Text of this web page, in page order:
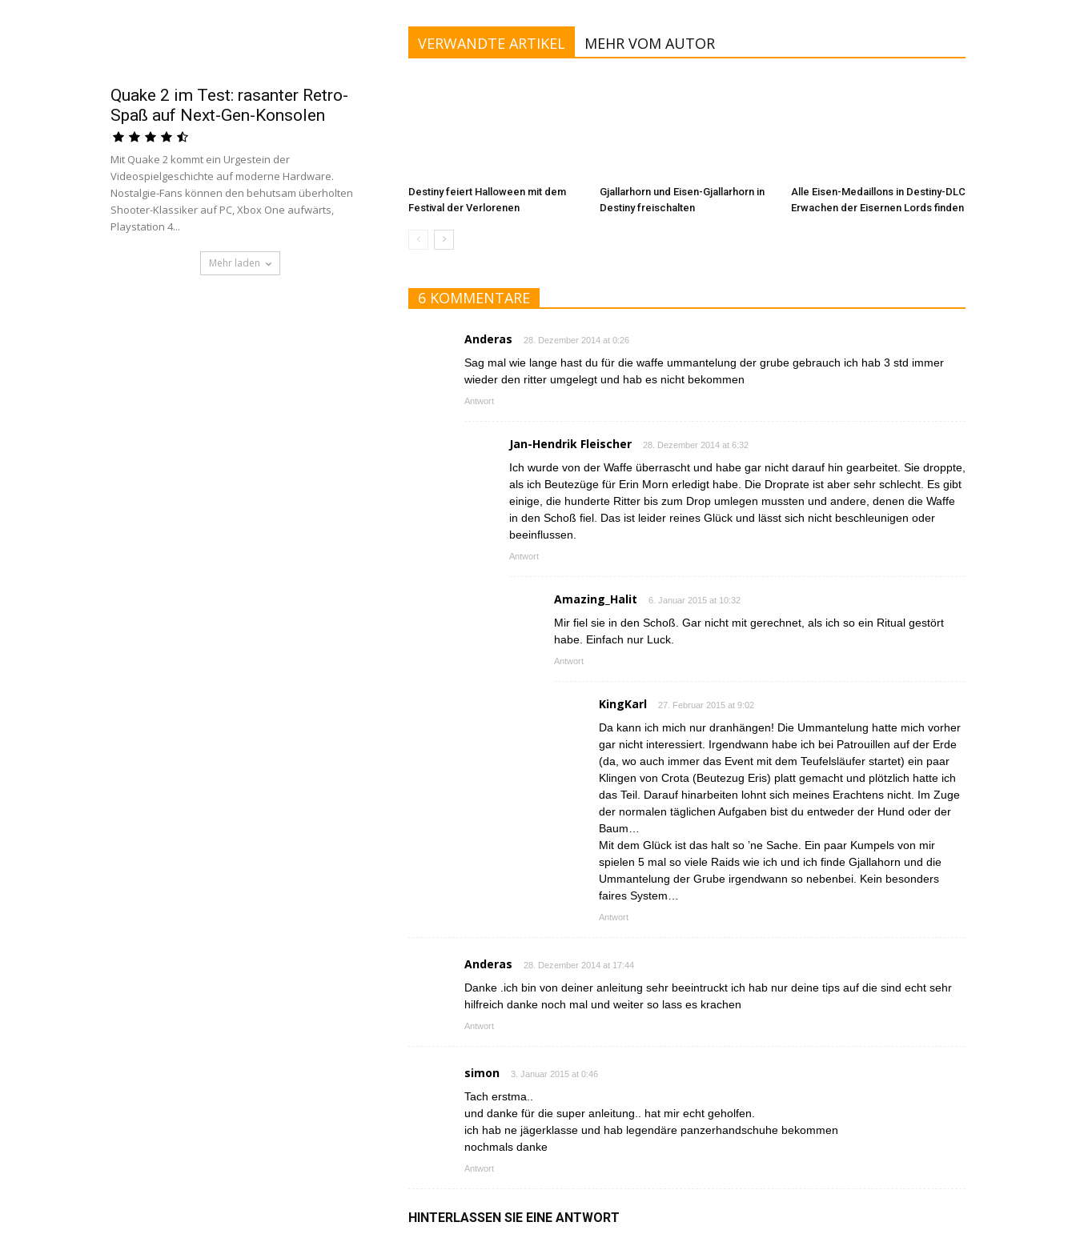
VERWANDTE ARTIKEL MEHR VOM AUTOR
Destiny feiert Halloween mit dem
Festival der Verlorenen
Gjallarhorn und Eisen-Gjallarhorn in
Destiny freischalten
Alle Eisen-Medaillons in Destiny-DLC
Erwachen der Eisernen Lords finden
6 KOMMENTARE
Anderas 28. Dezember 2014 at 0:26
Sag mal wie lange hast du für die waffe ummantelung der grube gebrauch ich hab 3 std immer
wieder den ritter umgelegt und hab es nicht bekommen
Antwort
Jan-Hendrik Fleischer 28. Dezember 2014 at 6:32
Ich wurde von der Waffe überrascht und habe gar nicht darauf hin gearbeitet. Sie droppte,
als ich Beutezüge für Erin Morn erledigt habe. Die Droprate ist aber sehr schlecht. Es gibt
einige, die hunderte Ritter bis zum Drop umlegen mussten und andere, denen die Waffe
in den Schoß fiel. Das ist leider reines Glück und lässt sich nicht beschleunigen oder
beeinflussen.
Antwort
Amazing_Halit 6. Januar 2015 at 10:32
Mir fiel sie in den Schoß. Gar nicht mit gerechnet, als ich so ein Ritual gestört
habe. Einfach nur Luck.
Antwort
KingKarl 27. Februar 2015 at 9:02
Da kann ich mich nur dranhängen! Die Ummantelung hatte mich vorher
gar nicht interessiert. Irgendwann habe ich bei Patrouillen auf der Erde
(da, wo auch immer das Event mit dem Teufelsläufer startet) ein paar
Klingen von Crota (Beutezug Eris) platt gemacht und plötzlich hatte ich
das Teil. Darauf hinarbeiten lohnt sich meines Erachtens nicht. Im Zuge
der normalen täglichen Aufgaben bist du entweder der Hund oder der
Baum…
Mit dem Glück ist das halt so ’ne Sache. Ein paar Kumpels von mir
spielen 5 mal so viele Raids wie ich und ich finde Gjallahorn und die
Ummantelung der Grube irgendwann so nebenbei. Kein besonders
faires System…
Antwort
Anderas 28. Dezember 2014 at 17:44
Danke .ich bin von deiner anleitung sehr beeintruckt ich hab nur deine tips auf die sind echt sehr
hilfreich danke noch mal und weiter so lass es krachen
Antwort
simon 3. Januar 2015 at 0:46
Tach erstma..
und danke für die super anleitung.. hat mir echt geholfen.
ich hab ne jägerklasse und hab legendäre panzerhandschuhe bekommen
nochmals danke
Antwort
HINTERLASSEN SIE EINE ANTWORT
Quake 2 im Test: rasanter Retro-
Spaß auf Next-Gen-Konsolen
Mit Quake 2 kommt ein Urgestein der
Videospielgeschichte auf moderne Hardware.
Nostalgie-Fans können den behutsam überholten
Shooter-Klassiker auf PC, Xbox One aufwärts,
Playstation 4...
Mehr laden